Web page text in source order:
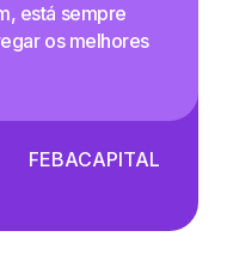
está sempre
os melhores
FEBACAPITAL